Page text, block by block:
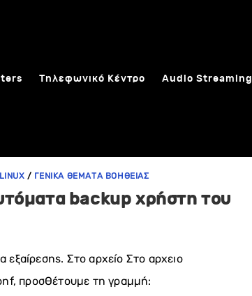
Τηλεφωνικό Κέντρο Audio Streaming
/ ΓΕΝΙΚΑ ΘΕΜΑΤΑ ΒΟΗΘΕΙΑΣ
backup χρήστη του
Στο αρχείο Στο αρχειο
προσθέτουμε τη γραμμή: